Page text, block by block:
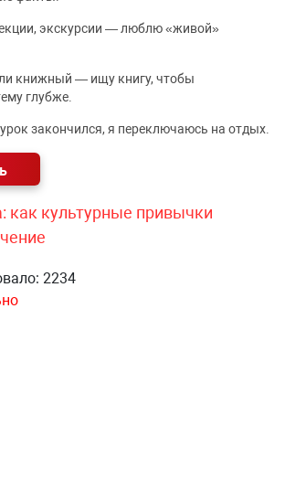
экскурсии — люблю «живой»
книжный — ищу книгу, чтобы
глубже.
закончился, я переключаюсь на отдых.
как культурные привычки
2234